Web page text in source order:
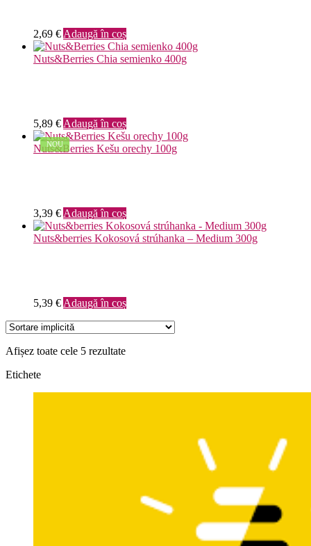
2,69 € Adaugă în coș
Nuts&Berries Chia semienko 400g
5,89 € Adaugă în coș
NOU
Nuts&Berries Kešu orechy 100g
3,39 € Adaugă în coș
Nuts&berries Kokosová strúhanka – Medium 300g
5,39 € Adaugă în coș
Afișez toate cele 5 rezultate
Etichete